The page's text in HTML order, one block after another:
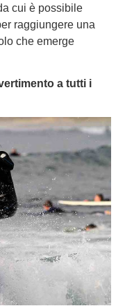
cui è possibile
raggiungere una
che emerge
a tutti i